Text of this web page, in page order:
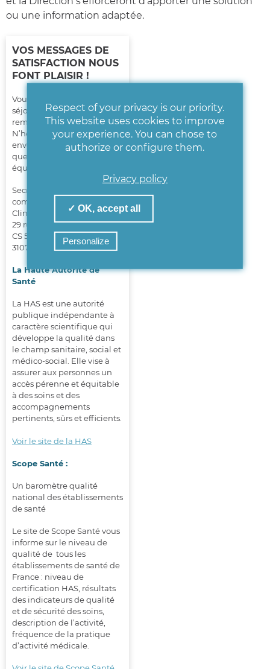
ou une information adaptée.
VOS MESSAGES DE
SATISFACTION NOUS
FONT PLAISIR !
Vous avez passé un bon
séjour et souhaitez
remercier nos équipes ?
N’hésitez pas à nous
envoyer un petit message
que nous transmettrons aux
équipes concernées !
Secrétariat de la
commission des usagers
Clinique Saint-Exupéry
29 rue Émile Lécrivain
CS 57709
31077 Toulouse Cedex 04
La Haute Autorité de
Santé
La HAS est une autorité
publique indépendante à
caractère scientifique qui
développe la qualité dans
le champ sanitaire, social et
médico-social. Elle vise à
assurer aux personnes un
accès pérenne et équitable
à des soins et des
accompagnements
pertinents, sûrs et efficients.
Voir le site de la HAS
Scope Santé :
Un baromètre qualité
national des établissements
de santé
Le site de Scope Santé vous
informe sur le niveau de
qualité de tous les
établissements de santé de
France : niveau de
certification HAS, résultats
des indicateurs de qualité
et de sécurité des soins,
description de l’activité,
fréquence de la pratique
d’activité médicale.
Respect of your privacy is our priority.
This website uses cookies to improve
your experience. You can chose to
authorize or configure them.
Privacy policy
✓ OK, accept all
Personalize